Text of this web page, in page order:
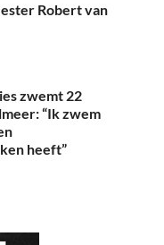
Robert van
zwemt 22
“Ik zwem
heeft”